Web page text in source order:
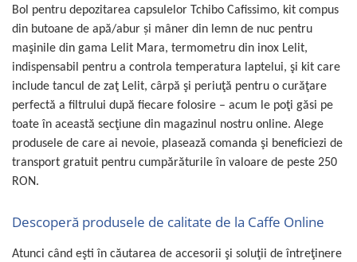
Bol pentru depozitarea capsulelor Tchibo Cafissimo, kit compus
din butoane de apă/abur şi mâner din lemn de nuc pentru
maşinile din gama Lelit Mara, termometru din inox Lelit,
indispensabil pentru a controla temperatura laptelui, şi kit care
include tancul de zaţ Lelit, cârpă şi periuţă pentru o curăţare
perfectă a filtrului după fiecare folosire – acum le poţi găsi pe
toate în această secţiune din magazinul nostru online. Alege
produsele de care ai nevoie, plasează comanda şi beneficiezi de
transport gratuit pentru cumpărăturile în valoare de peste 250
RON.
Descoperă produsele de calitate de la Caffe Online
Atunci când eşti în căutarea de accesorii şi soluţii de întreţinere